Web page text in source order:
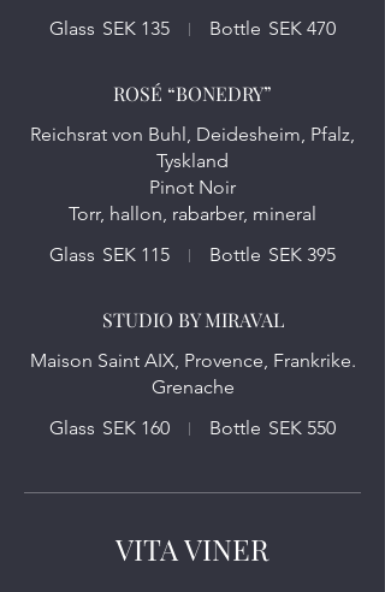
Glass SEK 135 Bottle SEK 470
ROSÉ “BONEDRY”
Reichsrat von Buhl, Deidesheim, Pfalz,
Tyskland
Pinot Noir
Torr, hallon, rabarber, mineral
Glass SEK 115 Bottle SEK 395
STUDIO BY MIRAVAL
Maison Saint AIX, Provence, Frankrike.
Grenache
Glass SEK 160 Bottle SEK 550
VITA VINER